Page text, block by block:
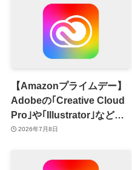
【Amazonプライムデー】
Adobeの｢Creative Cloud
Pro｣や｢Illustrator｣などが
最大50％オフに
2026年7月8日